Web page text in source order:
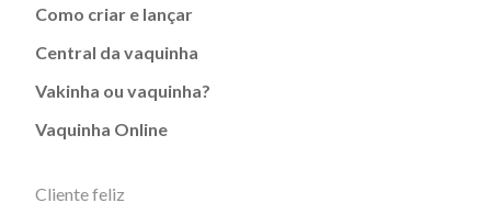
Como criar e lançar
Central da vaquinha
Vakinha ou vaquinha?
Vaquinha Online
Cliente feliz